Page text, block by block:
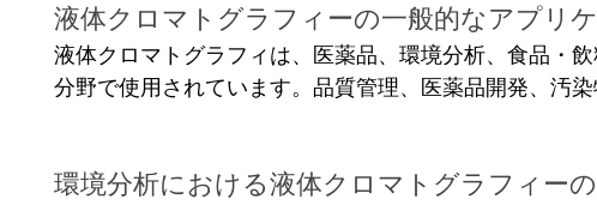
液体クロマトグラフィーの一般的なアプリ
液体クロマトグラフィは、医薬品、環境分析、食品・
分野で使用されています。品質管理、医薬品開発、汚
環境分析における液体クロマトグラフィー